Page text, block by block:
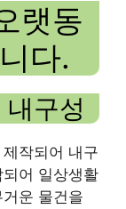
랫동
다.
구성
작되어 내구
어 일상생활
운 물건을